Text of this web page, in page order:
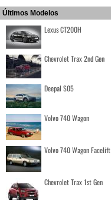
Últimos Modelos
Lexus CT200H
Chevrolet Trax 2nd Gen
Deepal S05
Volvo 740 Wagon
Volvo 740 Wagon Facelift
Chevrolet Trax 1st Gen